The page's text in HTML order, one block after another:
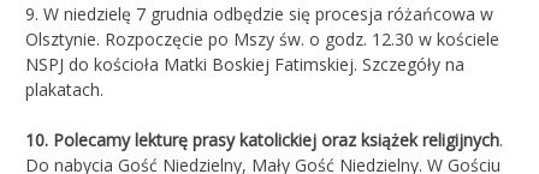
9. W niedzielę 7 grudnia odbędzie się procesja różańcowa w
Olsztynie. Rozpoczęcie po Mszy św. o godz. 12.30 w kościele
NSPJ do kościoła Matki Boskiej Fatimskiej. Szczegóły na
plakatach.
10. Polecamy lekturę prasy katolickiej oraz książek religijnych.
Do nabycia Gość Niedzielny, Mały Gość Niedzielny. W Gościu